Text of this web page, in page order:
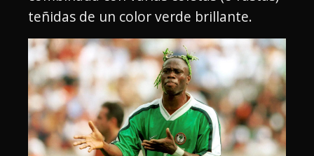
teñidas de un color verde brillante.